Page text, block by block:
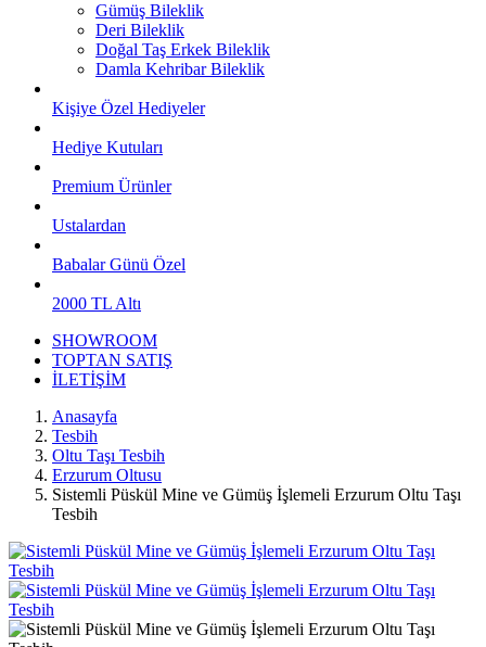
Gümüş Bileklik
Deri Bileklik
Doğal Taş Erkek Bileklik
Damla Kehribar Bileklik
Kişiye Özel Hediyeler
Hediye Kutuları
Premium Ürünler
Ustalardan
Babalar Günü Özel
2000 TL Altı
SHOWROOM
TOPTAN SATIŞ
İLETİŞİM
Anasayfa
Tesbih
Oltu Taşı Tesbih
Erzurum Oltusu
Sistemli Püskül Mine ve Gümüş İşlemeli Erzurum Oltu Taşı
Tesbih